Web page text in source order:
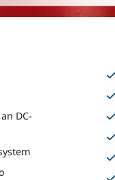
DC-